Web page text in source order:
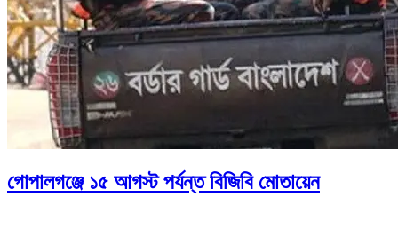
গোপালগঞ্জে ১৫ আগস্ট পর্যন্ত বিজিবি মোতায়েন